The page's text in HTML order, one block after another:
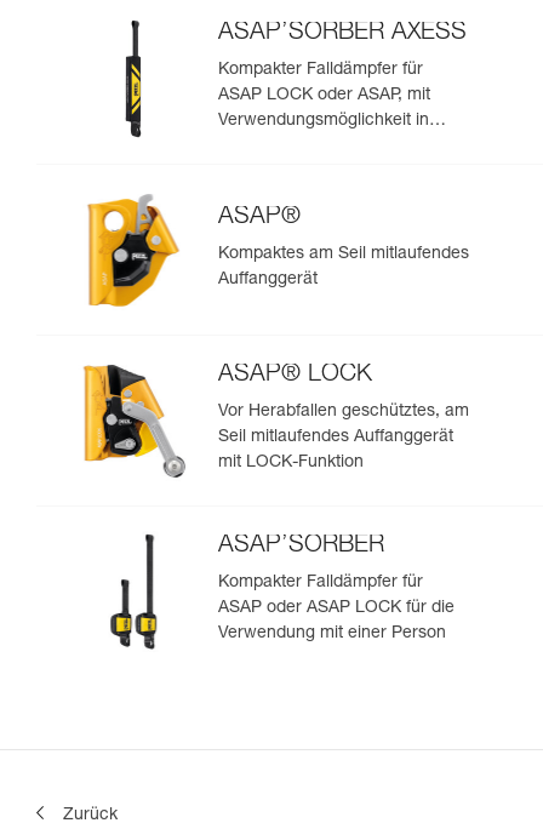
ASAP’SORBER AXESS
Kompakter Falldämpfer für
ASAP LOCK oder ASAP, mit
Verwendungsmöglichkeit in
ASAP®
Kompaktes am Seil mitlaufendes
Auffanggerät
ASAP® LOCK
Vor Herabfallen geschütztes, am
Seil mitlaufendes Auffanggerät
mit LOCK-Funktion
ASAP’SORBER
Kompakter Falldämpfer für
ASAP oder ASAP LOCK für die
Verwendung mit einer Person
Zurück